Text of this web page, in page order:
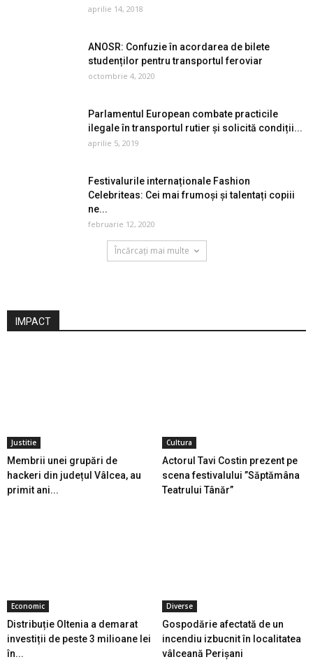
aprilie 14, 2018
ANOSR: Confuzie în acordarea de bilete
studenților pentru transportul feroviar
octombrie 4, 2020
Parlamentul European combate practicile
ilegale în transportul rutier și solicită condiții...
aprilie 5, 2019
Festivalurile internaționale Fashion
Celebriteas: Cei mai frumoși și talentați copiii
ne...
februarie 12, 2020
Încărcați mai multe
IMPACT
Justitie
Membrii unei grupări de
hackeri din județul Vâlcea, au
primit ani...
Cultura
Actorul Tavi Costin prezent pe
scena festivalului ”Săptămâna
Teatrului Tânăr”
Economic
Distribuție Oltenia a demarat
investiții de peste 3 milioane lei
în...
Diverse
Gospodărie afectată de un
incendiu izbucnit în localitatea
vâlceană Perişani